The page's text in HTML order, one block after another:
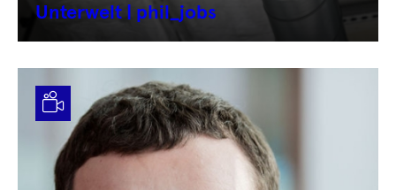
Unterwelt | phil_jobs
Video